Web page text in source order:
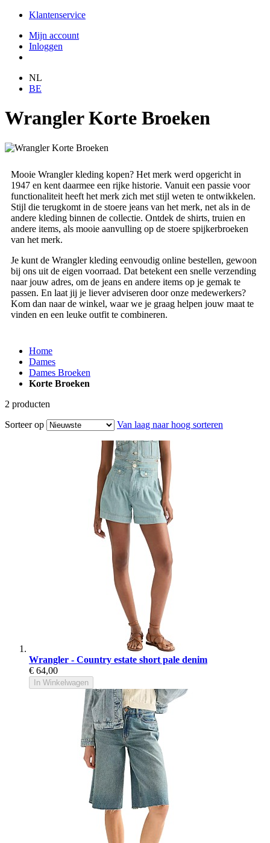
Klantenservice
Mijn account
Inloggen
NL
BE
Wrangler Korte Broeken
Mooie Wrangler kleding kopen? Het merk werd opgericht in
1947 en kent daarmee een rijke historie. Vanuit een passie voor
functionaliteit heeft het merk zich met stijl weten te ontwikkelen.
Stijl die terugkomt in de stoere jeans van het merk, net als in de
andere kleding binnen de collectie. Ontdek de shirts, truien en
andere items, als mooie aanvulling op de stoere spijkerbroeken
van het merk.
Je kunt de Wrangler kleding eenvoudig online bestellen, gewoon
bij ons uit de eigen voorraad. Dat betekent een snelle verzending
naar jouw adres, om de jeans en andere items op je gemak te
passen. En laat jij je liever adviseren door onze medewerkers?
Kom dan naar de winkel, waar we je graag helpen jouw maat te
vinden en een leuke outfit te combineren.
Home
Dames
Dames Broeken
Korte Broeken
2 producten
Sorteer op
Van laag naar hoog sorteren
Wrangler - Country estate short pale denim
€ 64,00
In Winkelwagen